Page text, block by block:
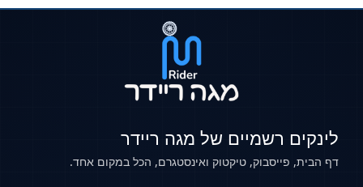
לינקים רשמיים של מגה ריידר
דף הבית, פייסבוק, טיקטוק ואינסטגרם, הכל במקום אחד.